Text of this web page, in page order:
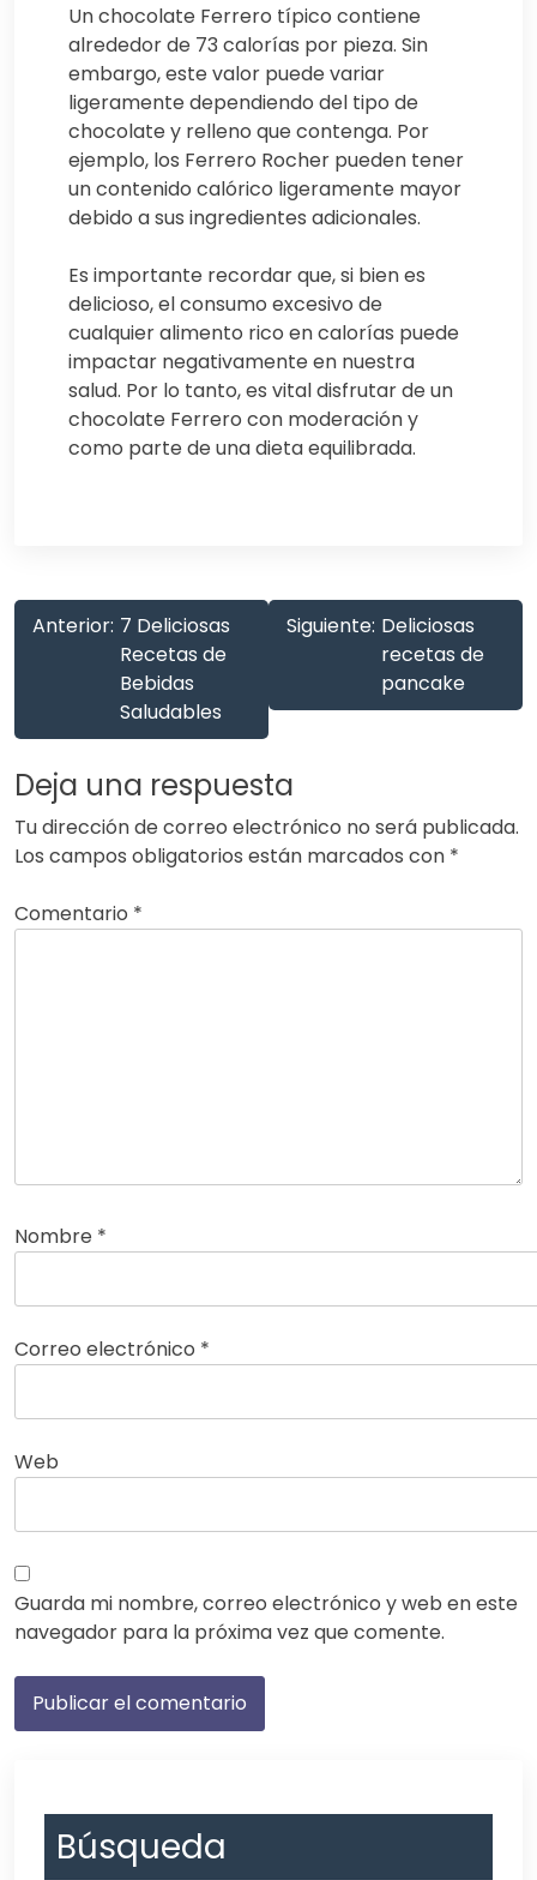
Un chocolate Ferrero típico contiene
alrededor de 73 calorías por pieza. Sin
embargo, este valor puede variar
ligeramente dependiendo del tipo de
chocolate y relleno que contenga. Por
ejemplo, los Ferrero Rocher pueden tener
un contenido calórico ligeramente mayor
debido a sus ingredientes adicionales.
Es importante recordar que, si bien es
delicioso, el consumo excesivo de
cualquier alimento rico en calorías puede
impactar negativamente en nuestra
salud. Por lo tanto, es vital disfrutar de un
chocolate Ferrero con moderación y
como parte de una dieta equilibrada.
Anterior: 7 Deliciosas
Recetas de
Bebidas
Saludables
Siguiente: Deliciosas
recetas de
pancake
Deja una respuesta
Tu dirección de correo electrónico no será publicada.
Los campos obligatorios están marcados con *
Comentario *
Nombre *
Correo electrónico *
Web
Guarda mi nombre, correo electrónico y web en este
navegador para la próxima vez que comente.
Búsqueda